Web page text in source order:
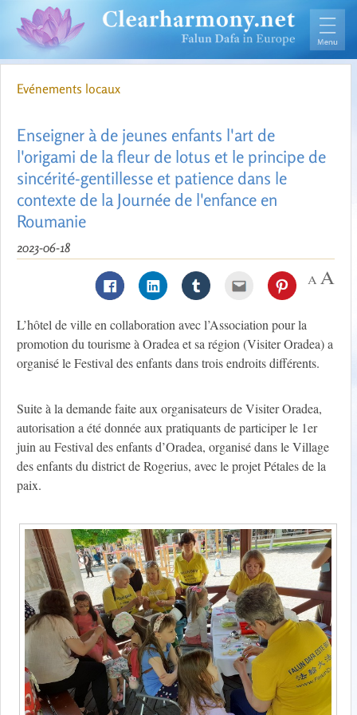
Evénements locaux
Enseigner à de jeunes enfants l'art de
l'origami de la fleur de lotus et le principe de
sincérité-gentillesse et patience dans le
contexte de la Journée de l'enfance en
Roumanie
2023-06-18
L’hôtel de ville en collaboration avec l’Association pour la
promotion du tourisme à Oradea et sa région (Visiter Oradea) a
organisé le Festival des enfants dans trois endroits différents.
Suite à la demande faite aux organisateurs de Visiter Oradea,
autorisation a été donnée aux pratiquants de participer le 1er
juin au Festival des enfants d’Oradea, organisé dans le Village
des enfants du district de Rogerius, avec le projet Pétales de la
paix.